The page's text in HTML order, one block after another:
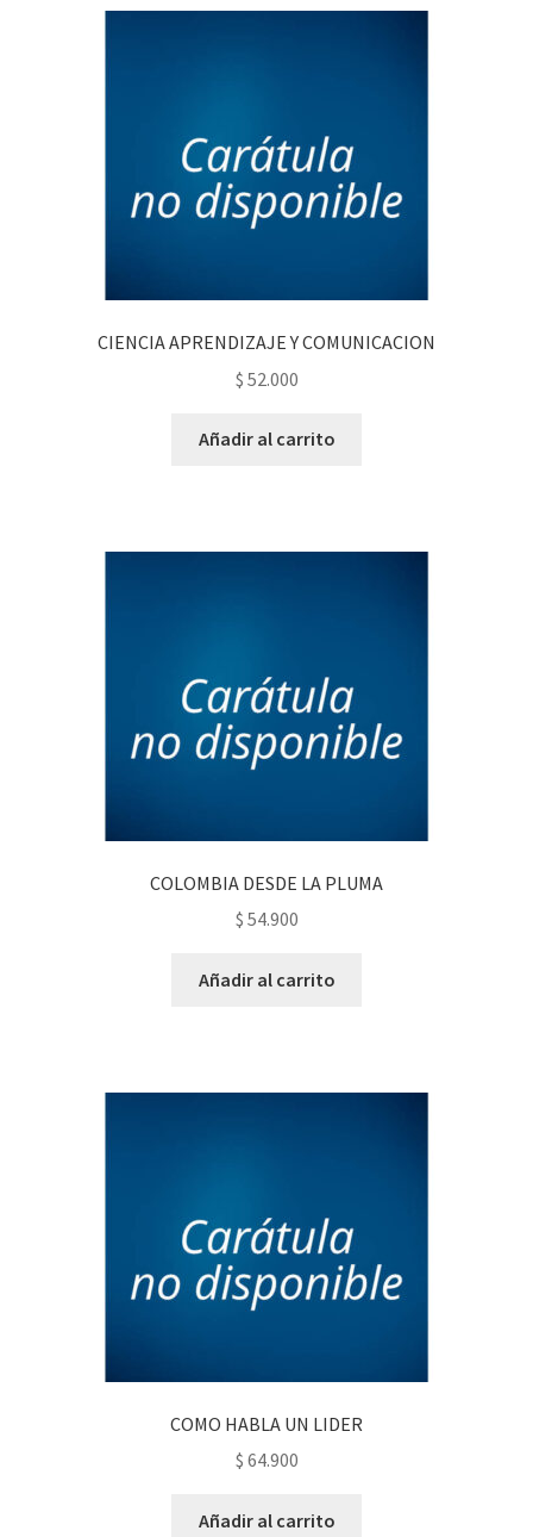
CIENCIA APRENDIZAJE Y COMUNICACION
$ 52.000
Añadir al carrito
COLOMBIA DESDE LA PLUMA
$ 54.900
Añadir al carrito
COMO HABLA UN LIDER
$ 64.900
Añadir al carrito